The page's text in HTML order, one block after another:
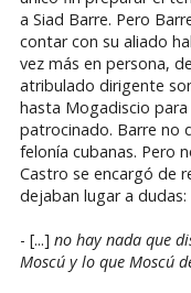
a Siad Barre. Pero
contar con su aliado
vez más en persona,
atribulado dirigente
hasta Mogadiscio
patrocinado. Barre no
felonía cubanas. Pero
Castro se encargó de
dejaban lugar a dudas:
- [...] no hay nada que
Moscú y lo que Moscú